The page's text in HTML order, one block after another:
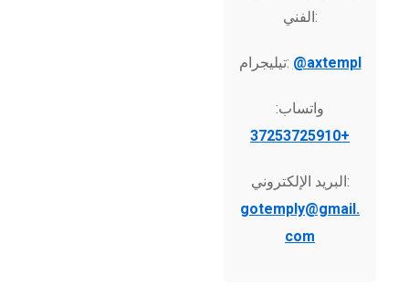
الفني:
تيليجرام: @axtempl
واتساب:
+37253725910
البريد الإلكتروني:
gotemply@gmail.
com